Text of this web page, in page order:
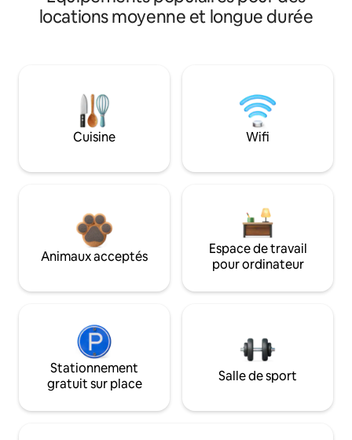
locations moyenne et longue durée
Cuisine Wifi
Animaux acceptés
Espace de travail
pour ordinateur
Stationnement
gratuit sur place
Salle de sport